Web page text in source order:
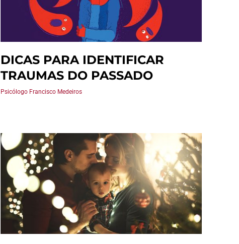
DICAS PARA IDENTIFICAR
TRAUMAS DO PASSADO
Psicólogo Francisco Medeiros